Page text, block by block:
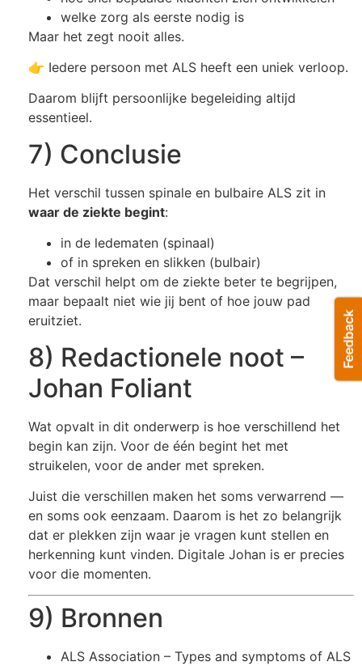
welke zorg als eerste nodig is
Maar het zegt nooit alles.
👉 Iedere persoon met ALS heeft een uniek verloop.
Daarom blijft persoonlijke begeleiding altijd
essentieel.
7) Conclusie
Het verschil tussen spinale en bulbaire ALS zit in
waar de ziekte begint:
in de ledematen (spinaal)
of in spreken en slikken (bulbair)
Dat verschil helpt om de ziekte beter te begrijpen,
maar bepaalt niet wie jij bent of hoe jouw pad
eruitziet.
8) Redactionele noot –
Johan Foliant
Wat opvalt in dit onderwerp is hoe verschillend het
begin kan zijn. Voor de één begint het met
struikelen, voor de ander met spreken.
Juist die verschillen maken het soms verwarrend —
en soms ook eenzaam. Daarom is het zo belangrijk
dat er plekken zijn waar je vragen kunt stellen en
herkenning kunt vinden. Digitale Johan is er precies
voor die momenten.
9) Bronnen
ALS Association – Types and symptoms of ALS